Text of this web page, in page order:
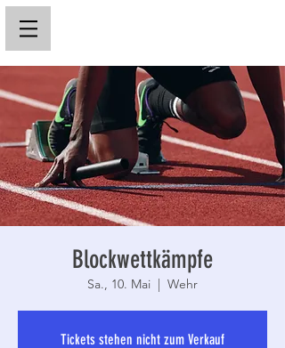
Blockwettkämpfe
Sa., 10. Mai
  |
Wehr
Tickets stehen nicht zum Verkauf